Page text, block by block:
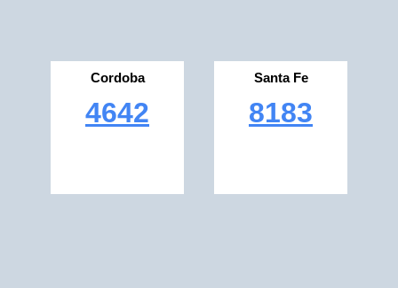
Cordoba
4642
Santa Fe
8183